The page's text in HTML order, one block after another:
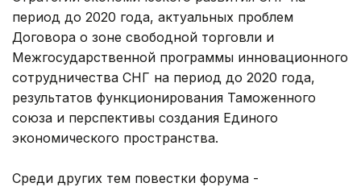
период до 2020 года, актуальных проблем
Договора о зоне свободной торговли и
Межгосударственной программы инновационного
сотрудничества СНГ на период до 2020 года,
результатов функционирования Таможенного
союза и перспективы создания Единого
экономического пространства.
Среди других тем повестки форума -